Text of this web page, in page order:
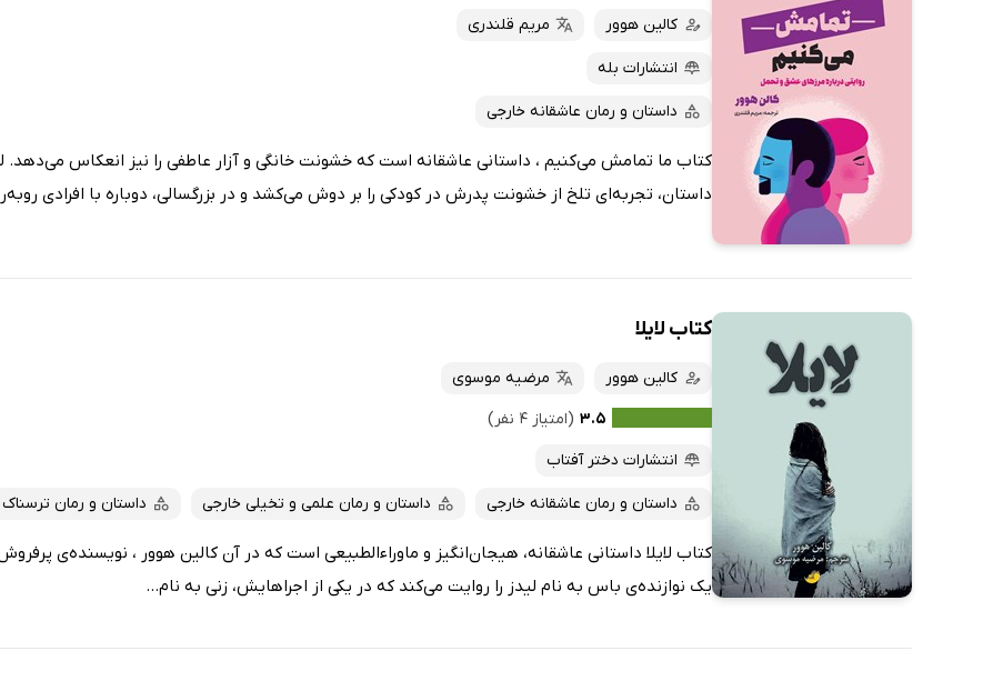
کالین هوور مریم قلندری
انتشارات بله
داستان و رمان عاشقانه خارجی
کتاب ما تمامش می‌کنیم ، داستانی عاشقانه است که خشونت خانگی و آزار عاطفی را نیز انعکاس
داستان، تجربه‌ای تلخ از خشونت پدرش در کودکی را بر دوش می‌کشد و در بزرگسالی، دوباره با افرادی
کتاب لایلا
کالین هوور
مرضیه موسوی
۳.۵ (امتیاز ۴ نفر)
انتشارات دختر آفتاب
داستان و رمان عاشقانه خارجی داستان و رمان علمی و تخیلی خارجی داستان و رمان
کتاب لایلا داستانی عاشقانه، هیجان‌انگیز و ماوراءالطبیعی است که در آن کالین هوور ، نویسنده‌ی
یک نوازنده‌ی باس به نام لیدز را روایت می‌کند که در یکی از اجراهایش، زنی به نام...